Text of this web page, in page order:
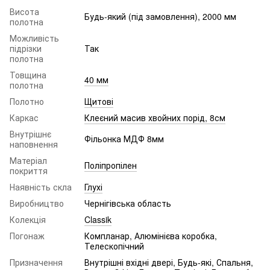
Висота
полотна
Будь-який (під замовлення), 2000 мм
Можливість
підрізки
полотна
Так
Товщина
полотна
40 мм
Полотно
Щитові
Каркас
Клеєний масив хвойних порід, 8см
Внутрішнє
наповнення
Фільонка МДФ 8мм
Матеріал
покриття
Поліпропілен
Наявність скла
Глухі
Виробництво
Чернігівська область
Колекція
Classik
Погонаж
Компланар, Алюмінієва коробка,
Телескопічний
Призначення
Внутрішні вхідні двері, Будь-які, Спальня,